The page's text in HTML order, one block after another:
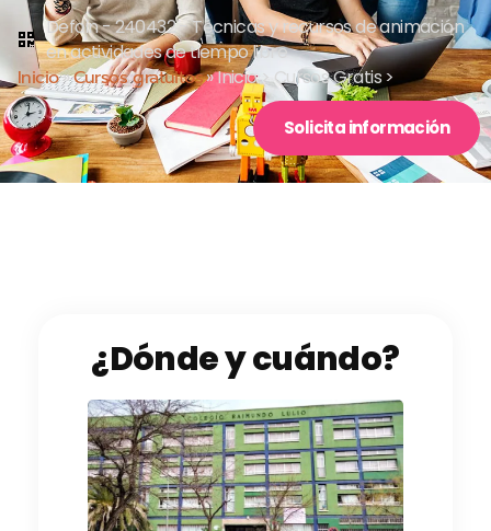
Defoin - 240432 - Técnicas y recursos de animación
en actividades de tiempo libre
Inicio»Cursos gratuitos»Inicio > Cursos Gratis >
Solicita información
¿Dónde y cuándo?